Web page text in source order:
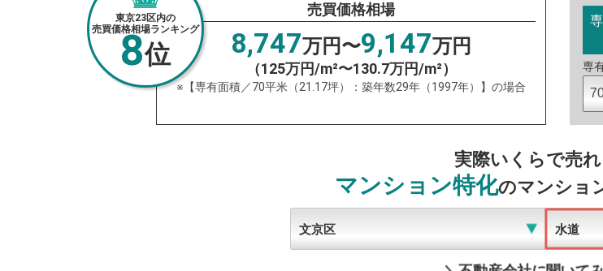
売買価格相場
8,747万円〜9,147万円
（125万円/m²〜130.7万円/m²）
※【専有面積／70平米（21.17坪）：築年数29年（1997年）】の場合
専
東京23区内の
売買価格相場ランキング
8位
実際いくらで売れ
マンション特化のマンショ